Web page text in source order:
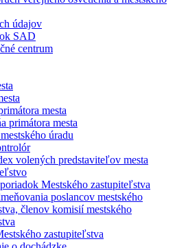
údajov
SAD
centrum
mesta
primátora mesta
úradu
volených predstaviteľov mesta
Mestského zastupiteľstva
poslancov mestského
členov komisií mestského
zastupiteľstva